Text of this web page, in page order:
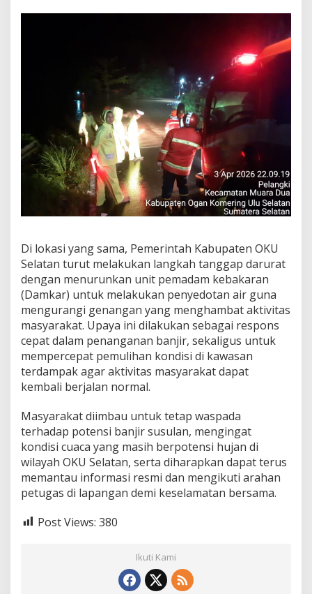
Di lokasi yang sama, Pemerintah Kabupaten OKU
Selatan turut melakukan langkah tanggap darurat
dengan menurunkan unit pemadam kebakaran
(Damkar) untuk melakukan penyedotan air guna
mengurangi genangan yang menghambat aktivitas
masyarakat. Upaya ini dilakukan sebagai respons
cepat dalam penanganan banjir, sekaligus untuk
mempercepat pemulihan kondisi di kawasan
terdampak agar aktivitas masyarakat dapat
kembali berjalan normal.
Masyarakat diimbau untuk tetap waspada
terhadap potensi banjir susulan, mengingat
kondisi cuaca yang masih berpotensi hujan di
wilayah OKU Selatan, serta diharapkan dapat terus
memantau informasi resmi dan mengikuti arahan
petugas di lapangan demi keselamatan bersama.
Post Views: 380
Ikuti Kami